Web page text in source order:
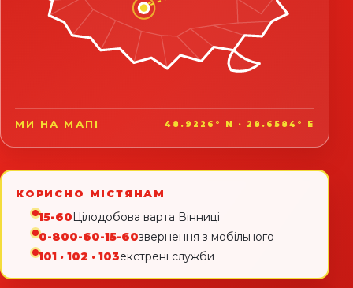
МИ НА МАПІ 48.9226° N · 28.6584° E
КОРИСНО МІСТЯНАМ
15-60 Цілодобова варта Вінниці
0-800-60-15-60звернення з мобільного
101 · 102 · 103екстрені служби